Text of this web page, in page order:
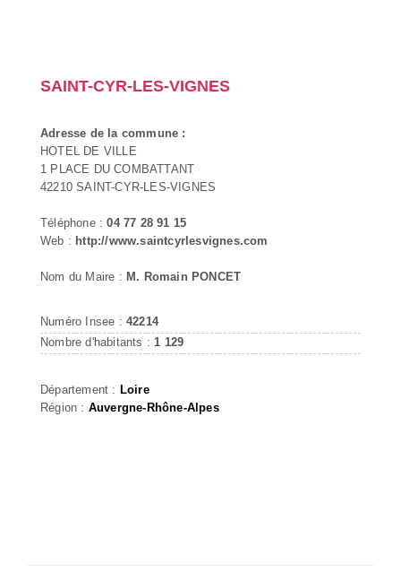
SAINT-CYR-LES-VIGNES
Adresse de la commune :
HOTEL DE VILLE
1 PLACE DU COMBATTANT
42210 SAINT-CYR-LES-VIGNES
Téléphone :04 77 28 91 15
Web : http://www.saintcyrlesvignes.com
Nom du Maire : M. Romain PONCET
Numéro Insee : 42214
Nombre d'habitants : 1 129
Département : Loire
Région : Auvergne-Rhône-Alpes